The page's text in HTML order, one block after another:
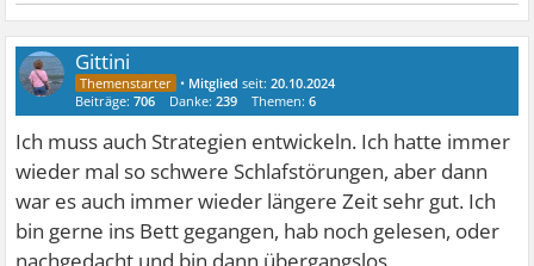
Gittini
• Mitglied seit:20.10.2024
Beiträge:706 Danke:239 Themen:6
Ich muss auch Strategien entwickeln. Ich hatte immer
wieder mal so schwere Schlafstörungen, aber dann
war es auch immer wieder längere Zeit sehr gut. Ich
bin gerne ins Bett gegangen, hab noch gelesen, oder
nachgedacht und bin dann übergangslos